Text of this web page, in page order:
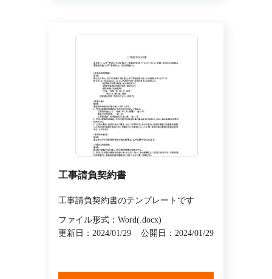
工事請負契約書
工事請負契約書のテンプレートです
ファイル形式：Word(.docx)
更新日：2024/01/29
公開日：2024/01/29